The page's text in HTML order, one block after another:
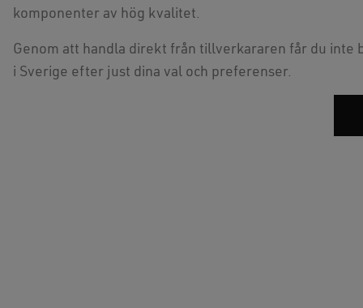
komponenter av hög kvalitet.
Genom att handla direkt från tillverkararen får du inte
i Sverige efter just dina val och preferenser.